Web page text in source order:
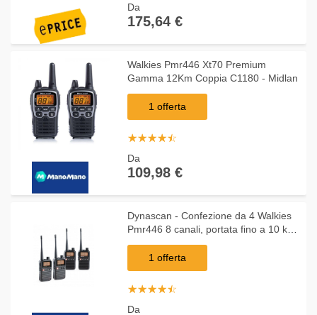
Da
175,64 €
Walkies Pmr446 Xt70 Premium
Gamma 12Km Coppia C1180 - Midlan
1 offerta
☆☆☆☆☆
★★★★★
Da
109,98 €
Dynascan - Confezione da 4 Walkies
Pmr446 8 canali, portata fino a 10 km
Radio FM, Scanner, batteria al litio
R10 R10x4
1 offerta
☆☆☆☆☆
★★★★★
Da